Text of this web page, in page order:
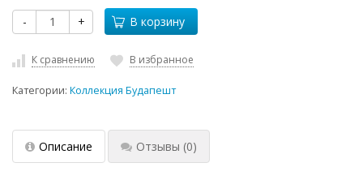
- + В корзину
К сравнению В избранное
Категории: Коллекция Будапешт
Описание Отзывы (0)